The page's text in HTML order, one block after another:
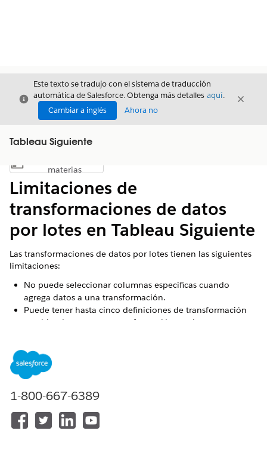
Cerrar
Este texto se tradujo con el sistema de traducción
automática de Salesforce. Obtenga más detalles aquí.
Cambiar a inglés
Ahora no
Cerrar
Tableau Siguiente
Mostrar índice de materias
materias
Limitaciones de
transformaciones de datos
por lotes en Tableau Siguiente
Las transformaciones de datos por lotes tienen las siguientes
limitaciones:
No puede seleccionar columnas específicas cuando
agrega datos a una transformación.
Puede tener hasta cinco definiciones de transformación
combinadas para una transformación por lotes.
No puede escribir múltiples transformaciones en el mismo
objeto. Sin embargo, las definiciones en la misma
Transformaciones de múltiples definiciones (Combinar
registros): Esta función no es compatible actualmente en
Tableau Next.
1-800-667-6389